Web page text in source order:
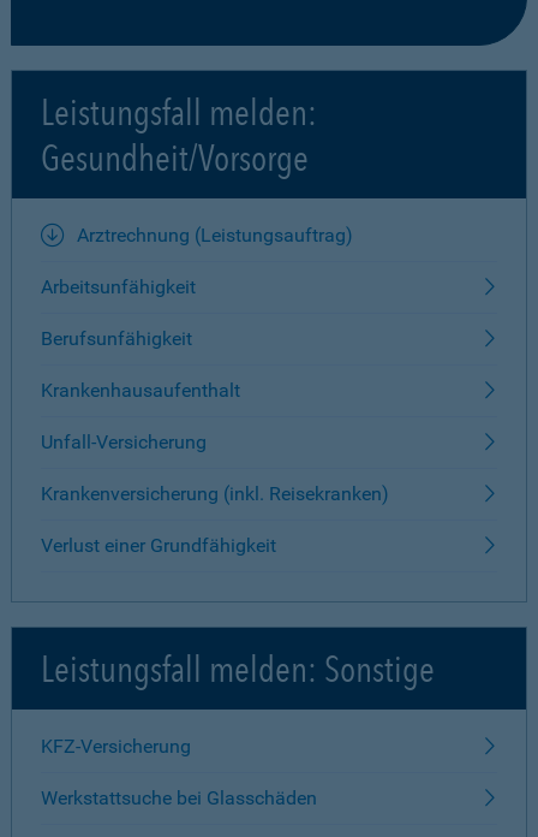
Leistungsfall melden:
Gesundheit/Vorsorge
Arztrechnung (Leistungsauftrag)
Arbeitsunfähigkeit
Berufsunfähigkeit
Krankenhausaufenthalt
Unfall-Versicherung
Krankenversicherung (inkl. Reisekranken)
Verlust einer Grundfähigkeit
Leistungsfall melden: Sonstige
KFZ-Versicherung
Werkstattsuche bei Glasschäden